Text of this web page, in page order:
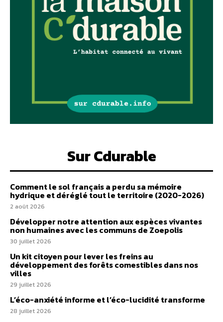
Sur Cdurable
Comment le sol français a perdu sa mémoire
hydrique et déréglé tout le territoire (2020-2026)
2 août 2026
Développer notre attention aux espèces vivantes
non humaines avec les communs de Zoepolis
30 juillet 2026
Un kit citoyen pour lever les freins au
développement des forêts comestibles dans nos
villes
29 juillet 2026
L’éco-anxiété informe et l’éco-lucidité transforme
28 juillet 2026